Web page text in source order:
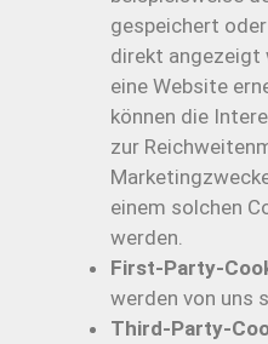
gespeichert
direkt angezeigt
eine Website
können die
zur
einem solchen
werden.
First-Party-
werden von uns
Third-Party-